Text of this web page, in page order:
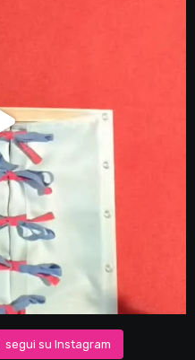
segui su Instagram